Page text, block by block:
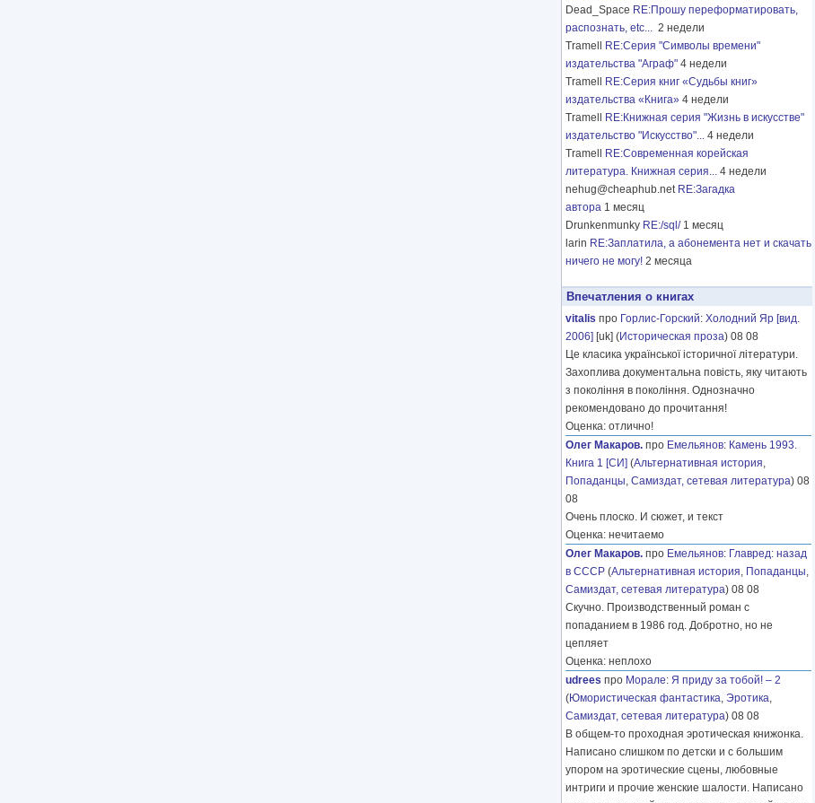
Dead_Space RE:Прошу переформатировать,
распознать, etc... 2 недели
Tramell
RE:Серия "Символы времени"
издательства "Аграф" 4 недели
Tramell
RE:Серия книг «Судьбы книг»
издательства «Книга» 4 недели
Tramell
RE:Книжная серия "Жизнь в искусстве"
издательство "Искусство"... 4 недели
Tramell
RE:Современная корейская
литература. Книжная серия... 4 недели
nehug@cheaphub.net RE:Загадка
автора 1 месяц
Drunkenmunky RE:/sql/ 1 месяц
larin RE:Заплатила, а абонемента нет и скачать
ничего не могу! 2 месяца
Впечатления о книгах
vitalis про Горлис-Горский: Холодний Яр [вид.
2006] [uk] (Историческая проза) 08 08
Це класика української історичної літератури.
Захоплива документальна повість, яку читають
з покоління в покоління. Однозначно
рекомендовано до прочитання!
Оценка: отлично!
Олег Макаров. про Емельянов: Камень 1993.
Книга 1 [СИ] (Альтернативная история,
Попаданцы, Самиздат, сетевая литература) 08
08
Очень плоско. И сюжет, и текст
Оценка: нечитаемо
Олег Макаров. про Емельянов: Главред: назад
в СССР (Альтернативная история, Попаданцы,
Самиздат, сетевая литература) 08 08
Скучно. Производственный роман с
попаданием в 1986 год. Добротно, но не
цепляет
Оценка: неплохо
udrees про Морале: Я приду за тобой! – 2
(Юмористическая фантастика, Эротика,
Самиздат, сетевая литература) 08 08
В общем-то проходная эротическая книжонка.
Написано слишком по детски и с большим
упором на эротические сцены, любовные
интриги и прочие женские шалости. Написано